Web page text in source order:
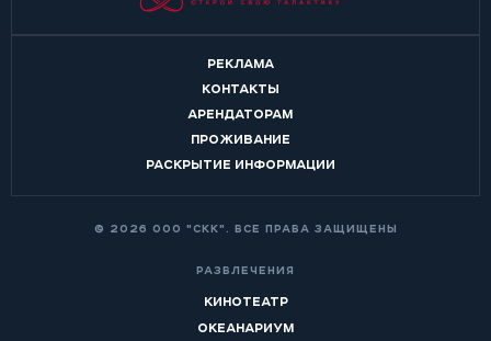
РЕКЛАМА
КОНТАКТЫ
АРЕНДАТОРАМ
ПРОЖИВАНИЕ
РАСКРЫТИЕ ИНФОРМАЦИИ
© 2026 ООО "СКК". ВСЕ ПРАВА ЗАЩИЩЕНЫ
РАЗВЛЕЧЕНИЯ
КИНОТЕАТР
ОКЕАНАРИУМ